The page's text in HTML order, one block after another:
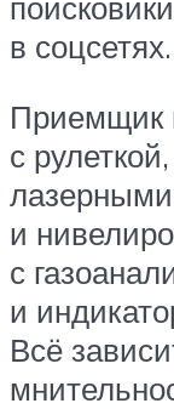
в соцсетях.
Приемщик
с
и
с
и
Всё